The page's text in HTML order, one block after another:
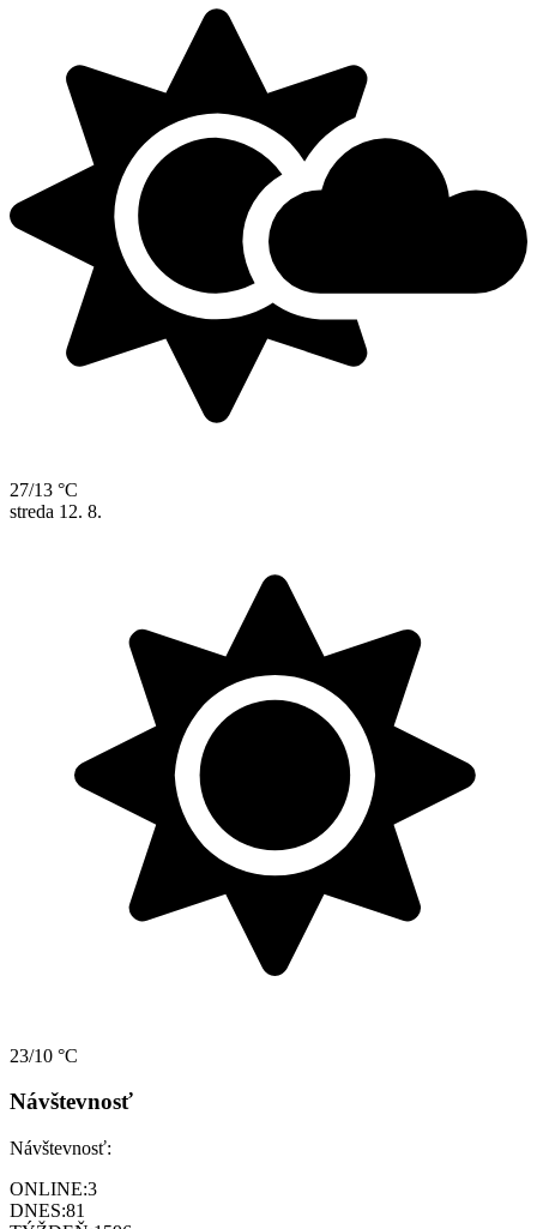
27/13 °C
streda 12. 8.
23/10 °C
Návštevnosť
Návštevnosť:
ONLINE:3
DNES:81